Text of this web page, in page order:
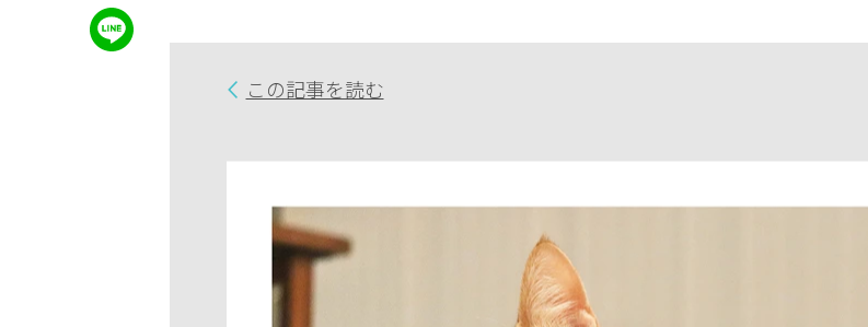
この記事を読む